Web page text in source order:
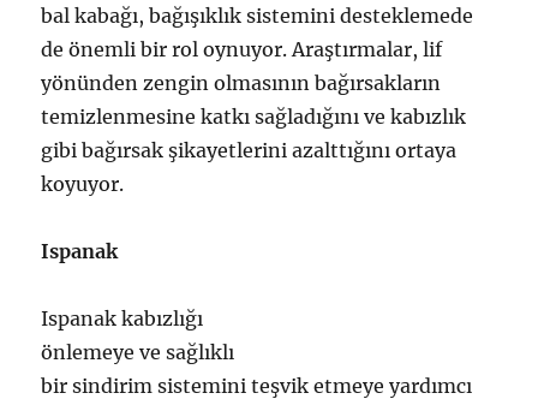
bal kabağı, bağışıklık sistemini desteklemede
de önemli bir rol oynuyor. Araştırmalar, lif
yönünden zengin olmasının bağırsakların
temizlenmesine katkı sağladığını ve kabızlık
gibi bağırsak şikayetlerini azalttığını ortaya
koyuyor.
Ispanak
Ispanak kabızlığı
önlemeye ve sağlıklı
bir sindirim sistemini teşvik etmeye yardımcı